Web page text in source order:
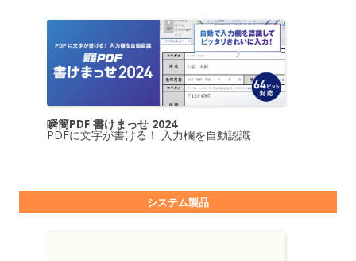
瞬簡PDF 書けまっせ 2024
PDFに文字が書ける！ 入力欄を自動認識
システム製品